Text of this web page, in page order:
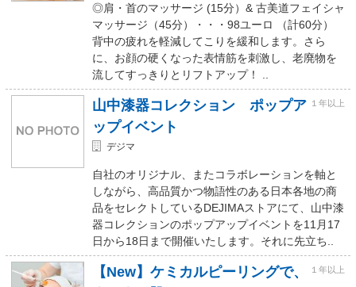
◎肩・首のマッサージ (15分）& 古美道フェイシャ
マッサージ（45分）・・・98ユーロ （計60分）
背中の疲れを軽減してこりを緩和します。さら
に、お顔の硬くなった表情筋を刺激し、老廃物を
流してすっきりとリフトアップ！ ..
山中漆器コレクション ポップア
ップイベント
１年以上
デジマ
自社のオリジナル、またコラボレーションを軸と
しながら、高品質かつ物語性のある日本各地の商
品をセレクトしているDEJIMAストアにて、山中漆
器コレクションのポップアップイベントを11月17
日から18日まで開催いたします。それに先立ち..
【New】ケミカルピーリングで、
１年以上